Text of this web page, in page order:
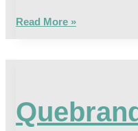
Read More »
para
Construir